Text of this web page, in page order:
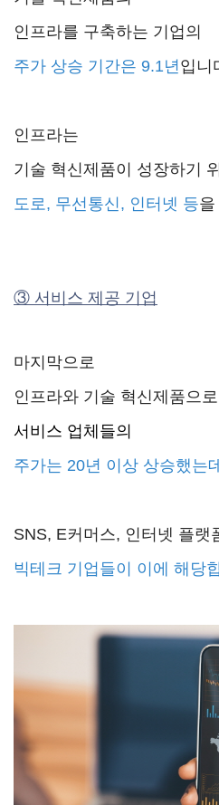
인프라를 구축하는 기업의
주가 상승 기간은 9.1년 입니
인프라는
기술 혁신제품이 성장하기
도로, 무선통신, 인터넷 등
③ 서비스 제공 기업
마지막으로
인프라와 기술 혁신제품으
서비스 업체들의
주가는 20년 이상 상승했는
SNS, E커머스, 인터넷 플랫
빅테크 기업들이 이에 해당